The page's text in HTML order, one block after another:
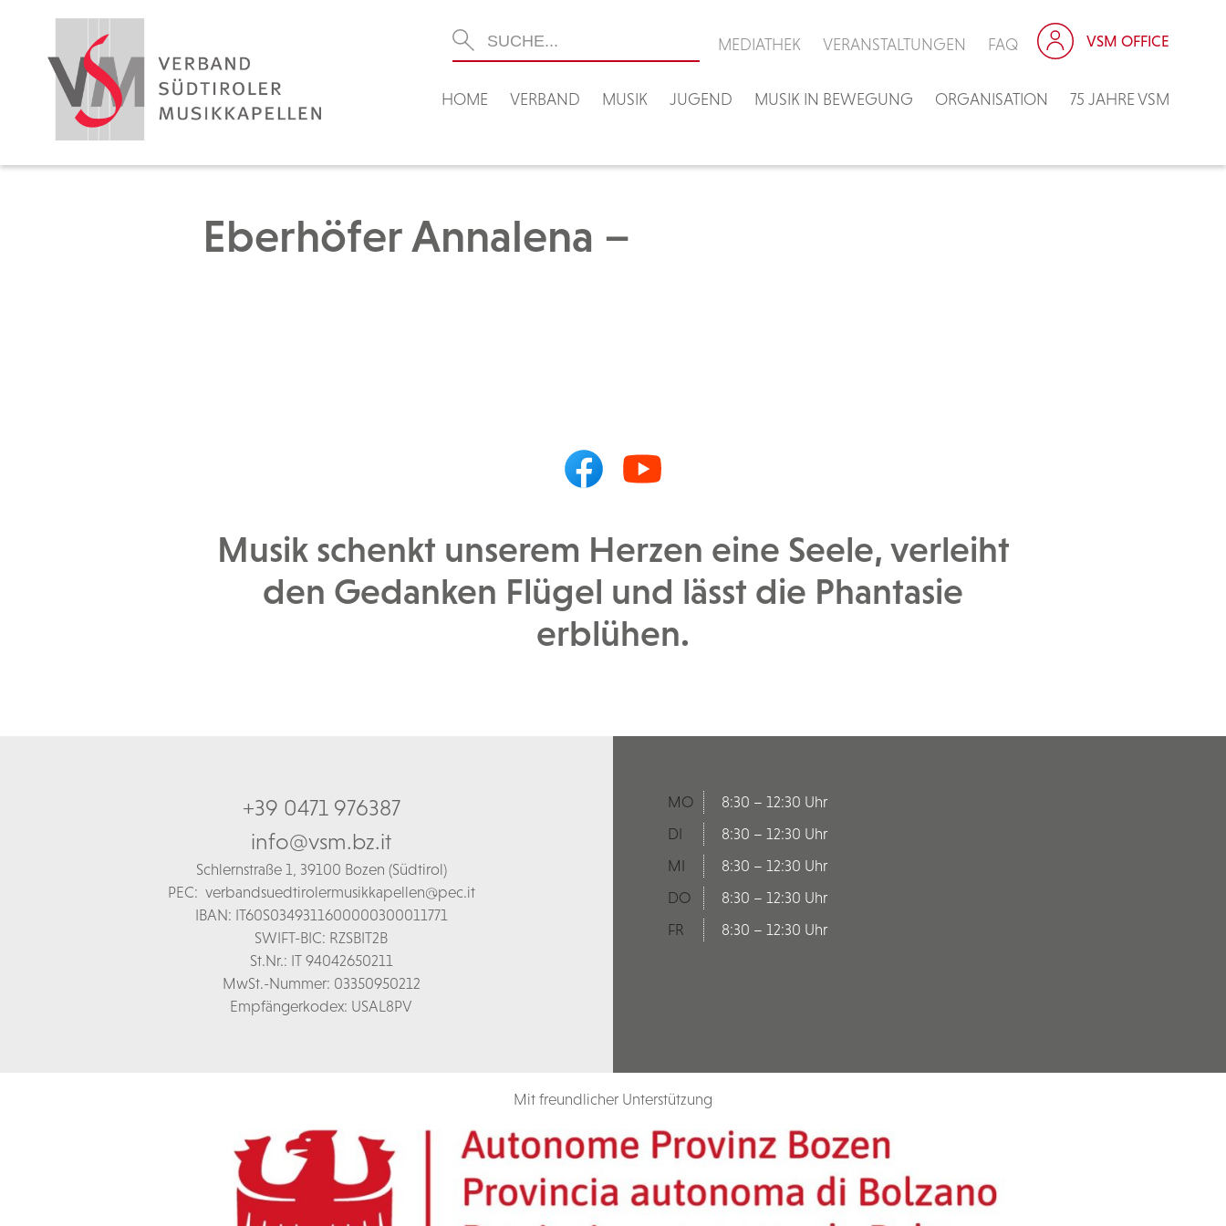
HOME VERBAND MUSIK JUGEND MUSIK IN BEWEGUNG ORGANISATION 75 JAHRE VSM
MEDIATHEK VERANSTALTUNGEN FAQ VSM OFFICE
Eberhöfer Annalena –
Musik schenkt unserem Herzen eine Seele, verleiht
den Gedanken Flügel und lässt die Phantasie
erblühen.
+39 0471 976387
info@vsm.bz.it
Schlernstraße 1, 39100 Bozen (Südtirol)
PEC: verbandsuedtirolermusikkapellen@pec.it
IBAN: IT60S0349311600000300011771
SWIFT-BIC: RZSBIT2B
St.Nr.: IT 94042650211
MwSt.-Nummer: 03350950212
Empfängerkodex: USAL8PV
MO
8:30 – 12:30 Uhr
DI
8:30 – 12:30 Uhr
MI
8:30 – 12:30 Uhr
DO
8:30 – 12:30 Uhr
FR
8:30 – 12:30 Uhr
Mit freundlicher Unterstützung